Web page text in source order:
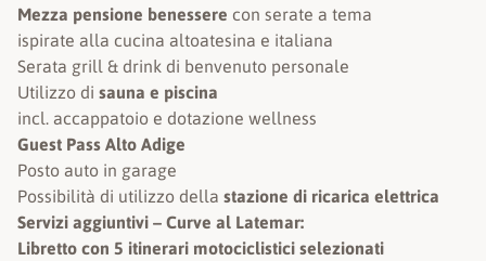
Mezza pensione benessere con serate a tema
ispirate alla cucina altoatesina e italiana
Serata grill & drink di benvenuto personale
Utilizzo di sauna e piscina
incl. accappatoio e dotazione wellness
Guest Pass Alto Adige
Posto auto in garage
Possibilità di utilizzo della stazione di ricarica elettrica
Servizi aggiuntivi – Curve al Latemar:
Libretto con 5 itinerari motociclistici selezionati